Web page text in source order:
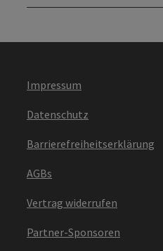
Impressum
Datenschutz
Barrierefreiheitserklärung
AGBs
Vertrag widerrufen
Partner-Sponsoren